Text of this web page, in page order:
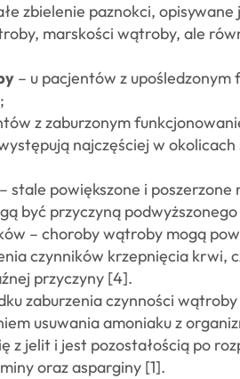
zbielenie paznokci,
marskości wątroby, ale
– u pacjentów z
z zaburzonym
najczęściej w
stale powiększone i
być przyczyną
– choroby wątroby mogą
czynników krzepnięcia
przyczyny [4].
zaburzenia czynności
usuwania amoniaku z
z jelit i jest pozostałością po
oraz asparginy [1].